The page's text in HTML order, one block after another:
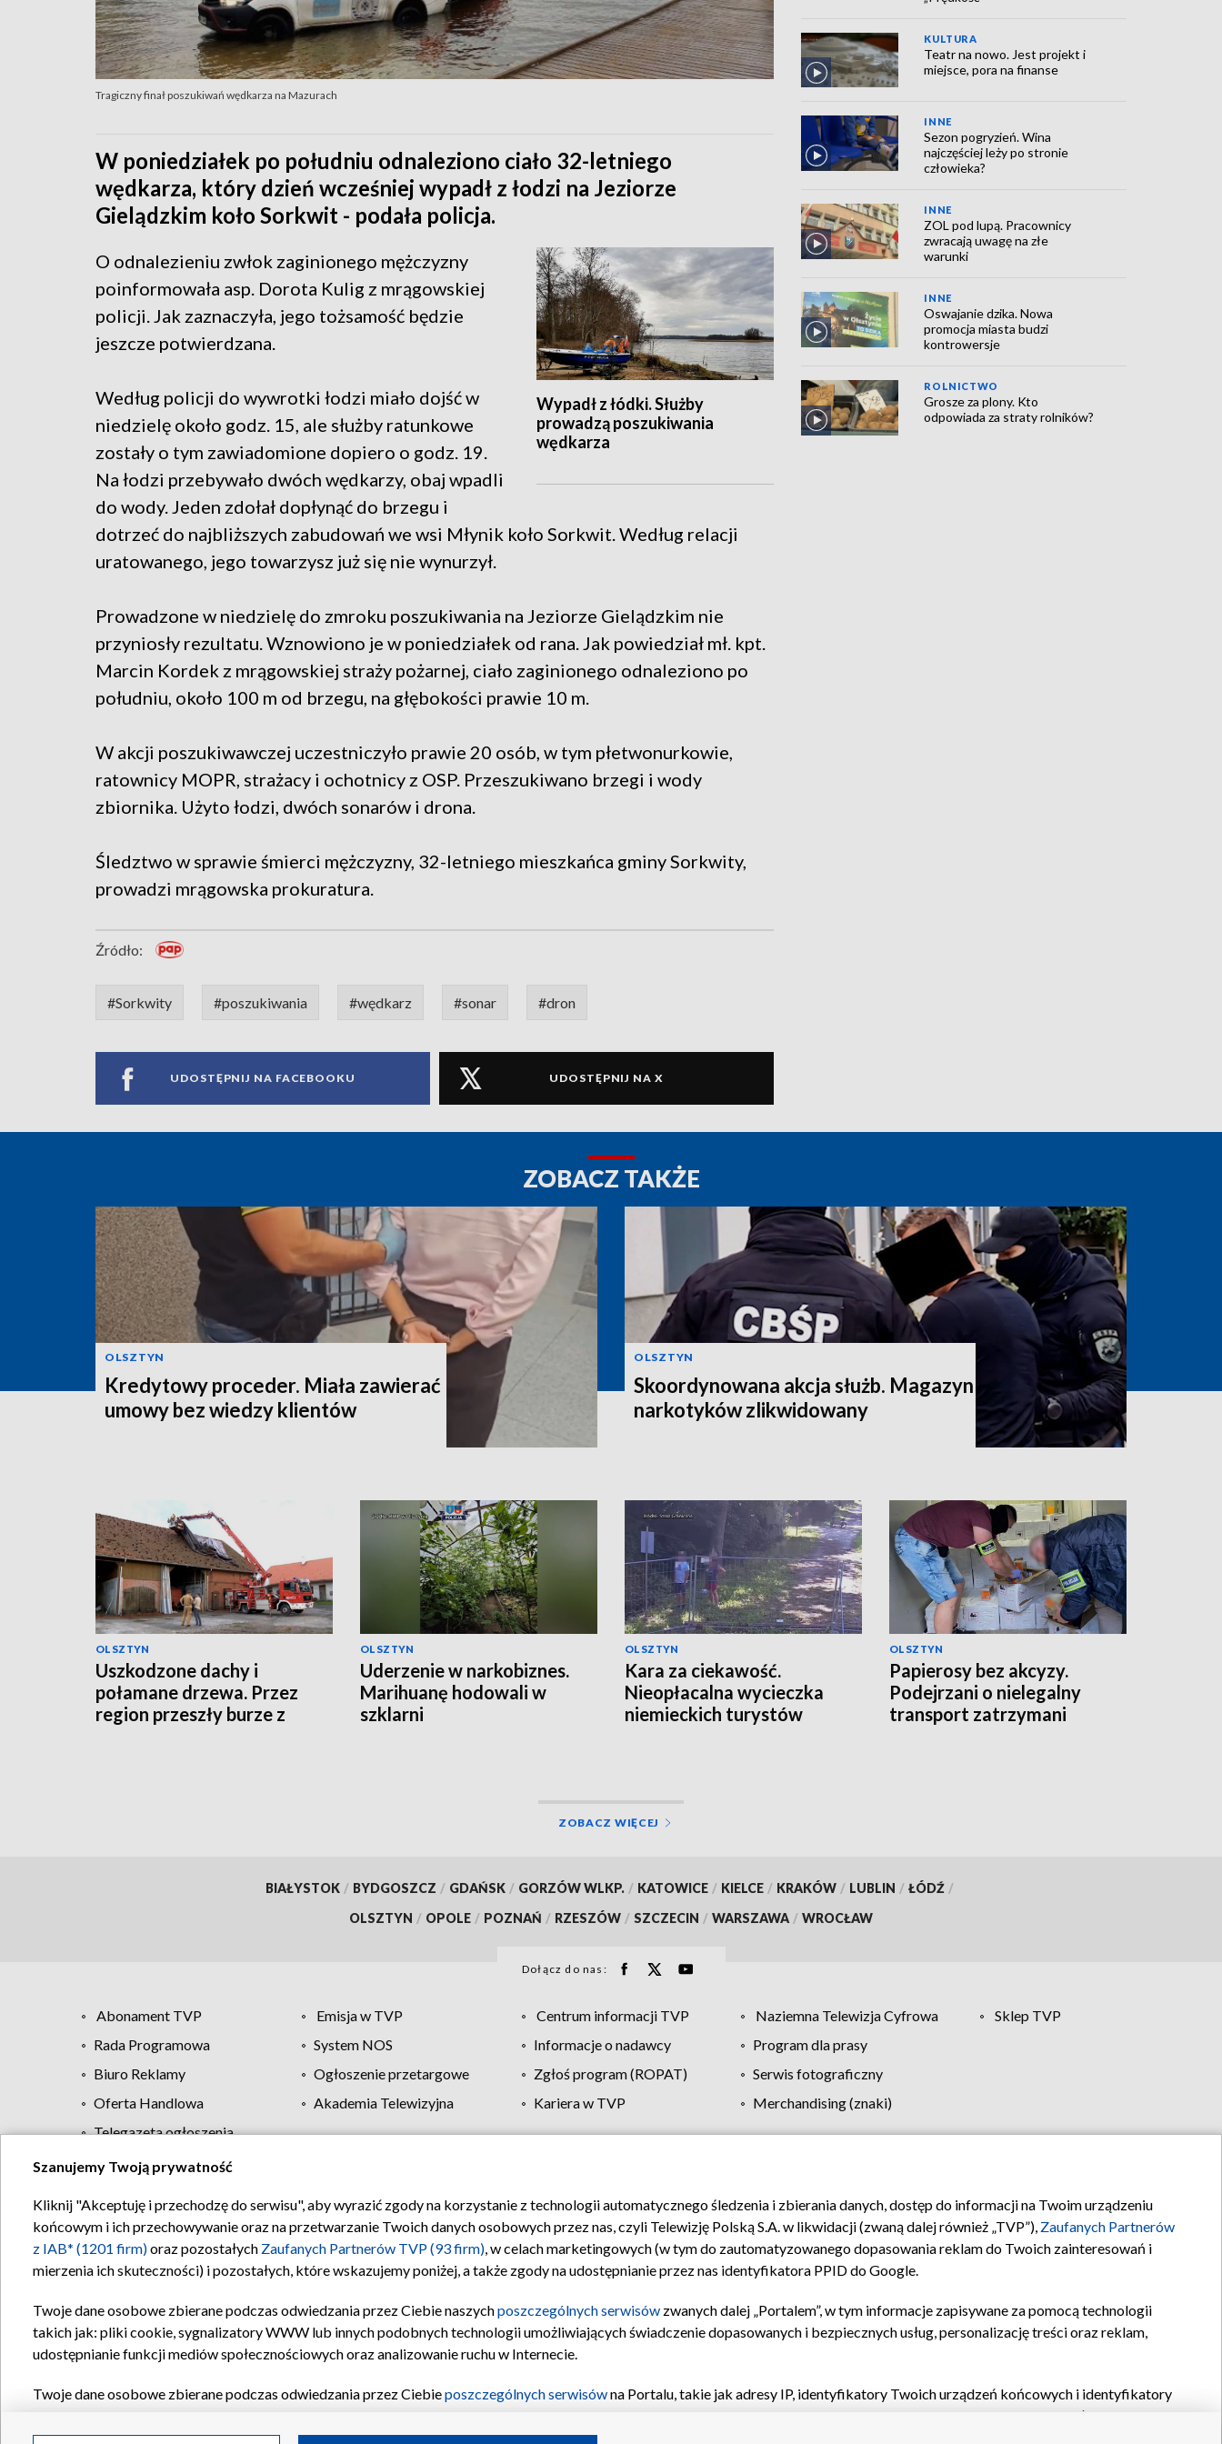
Tragiczny finał poszukiwań wędkarza na Mazurach
W poniedziałek po południu odnaleziono ciało 32-letniego
wędkarza, który dzień wcześniej wypadł z łodzi na Jeziorze
Gielądzkim koło Sorkwit - podała policja.
Wypadł z łódki. Służby
prowadzą poszukiwania
wędkarza
O odnalezieniu zwłok zaginionego mężczyzny
poinformowała asp. Dorota Kulig z mrągowskiej
policji. Jak zaznaczyła, jego tożsamość będzie
jeszcze potwierdzana.
Według policji do wywrotki łodzi miało dojść w
niedzielę około godz. 15, ale służby ratunkowe
zostały o tym zawiadomione dopiero o godz. 19.
Na łodzi przebywało dwóch wędkarzy, obaj wpadli
do wody. Jeden zdołał dopłynąć do brzegu i
dotrzeć do najbliższych zabudowań we wsi Młynik koło Sorkwit. Według relacji
uratowanego, jego towarzysz już się nie wynurzył.
Prowadzone w niedzielę do zmroku poszukiwania na Jeziorze Gielądzkim nie
przyniosły rezultatu. Wznowiono je w poniedziałek od rana. Jak powiedział mł. kpt.
Marcin Kordek z mrągowskiej straży pożarnej, ciało zaginionego odnaleziono po
południu, około 100 m od brzegu, na głębokości prawie 10 m.
W akcji poszukiwawczej uczestniczyło prawie 20 osób, w tym płetwonurkowie,
ratownicy MOPR, strażacy i ochotnicy z OSP. Przeszukiwano brzegi i wody
zbiornika. Użyto łodzi, dwóch sonarów i drona.
Śledztwo w sprawie śmierci mężczyzny, 32-letniego mieszkańca gminy Sorkwity,
prowadzi mrągowska prokuratura.
Źródło:
#Sorkwity #poszukiwania #wędkarz #sonar #dron
UDOSTĘPNIJ NA FACEBOOKU UDOSTĘPNIJ NA X
KULTURA
Teatr na nowo. Jest projekt i
miejsce, pora na finanse
INNE
Sezon pogryzień. Wina
najczęściej leży po stronie
człowieka?
INNE
ZOL pod lupą. Pracownicy
zwracają uwagę na złe
warunki
INNE
Oswajanie dzika. Nowa
promocja miasta budzi
kontrowersje
ROLNICTWO
Grosze za plony. Kto
odpowiada za straty rolników?
ZOBACZ TAKŻE
OLSZTYN
Kredytowy proceder. Miała zawierać
umowy bez wiedzy klientów
OLSZTYN
Skoordynowana akcja służb. Magazyn
narkotyków zlikwidowany
OLSZTYN
Uszkodzone dachy i
połamane drzewa. Przez
region przeszły burze z
OLSZTYN
Uderzenie w narkobiznes.
Marihuanę hodowali w
szklarni
OLSZTYN
Kara za ciekawość.
Nieopłacalna wycieczka
niemieckich turystów
OLSZTYN
Papierosy bez akcyzy.
Podejrzani o nielegalny
transport zatrzymani
ZOBACZ WIĘCEJ
BIAŁYSTOK / BYDGOSZCZ / GDAŃSK / GORZÓW WLKP. / KATOWICE / KIELCE / KRAKÓW / LUBLIN / ŁÓDŹ /
OLSZTYN / OPOLE / POZNAŃ / RZESZÓW / SZCZECIN / WARSZAWA / WROCŁAW
Dołącz do nas:
Abonament TVP Emisja w TVP Centrum informacji TVP Naziemna Telewizja Cyfrowa
Sklep TVP
Rada Programowa
System NOS Informacje o nadawcy
Program dla prasy
Biuro Reklamy
Ogłoszenie przetargowe Zgłoś program (ROPAT)
Serwis fotograficzny
Oferta Handlowa
Akademia Telewizyjna Kariera w TVP
Merchandising (znaki)
Telegazeta ogłoszenia
Regulamin TVP Polityka prywatności Moje zgody Pomoc Biuro reklamy Kontakt
Szanujemy Twoją prywatność
Kliknij "Akceptuję i przechodzę do serwisu", aby wyrazić zgody na korzystanie z technologii automatycznego śledzenia i zbierania danych, dostęp do informacji na Twoim urządzeniu
końcowym i ich przechowywanie oraz na przetwarzanie Twoich danych osobowych przez nas, czyli Telewizję Polską S.A. w likwidacji (zwaną dalej również „TVP”), Zaufanych Partnerów
z IAB* (1201 firm)oraz pozostałych Zaufanych Partnerów TVP (93 firm), w celach marketingowych (w tym do zautomatyzowanego dopasowania reklam do Twoich zainteresowań i
mierzenia ich skuteczności) i pozostałych, które wskazujemy poniżej, a także zgody na udostępnianie przez nas identyfikatora PPID do Google.
Twoje dane osobowe zbierane podczas odwiedzania przez Ciebie naszychposzczególnych serwisów zwanych dalej „Portalem”, w tym informacje zapisywane za pomocą technologii
takich jak: pliki cookie, sygnalizatory WWW lub innych podobnych technologii umożliwiających świadczenie dopasowanych i bezpiecznych usług, personalizację treści oraz reklam,
udostępnianie funkcji mediów społecznościowych oraz analizowanie ruchu w Internecie.
Twoje dane osobowe zbierane podczas odwiedzania przez Ciebieposzczególnych serwisówna Portalu, takie jak adresy IP, identyfikatory Twoich urządzeń końcowych i identyfikatory
oraz pozostałych
Partnerów TVPdla realizacji następujących celów i funkcji: przechowywania informacji na urządzeniu lub dostęp do nich, wyboru podstawowych reklam, wyboru spersonalizowanych